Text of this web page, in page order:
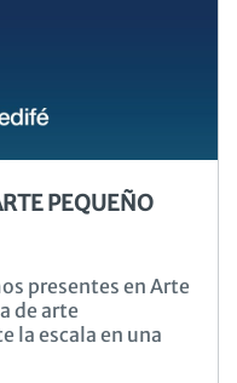
PEQUEÑO
presentes en Arte
de arte
la escala en una